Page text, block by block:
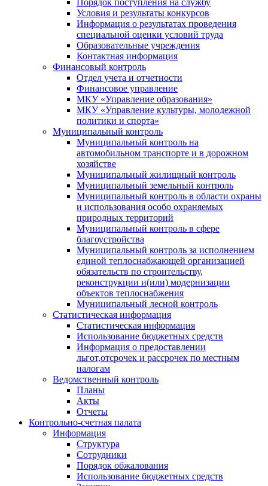
Порядок поступления на службу
Условия и результаты конкурсов
Информация о результатах проведения
специальной оценки условий труда
Образовательные учреждения
Контактная информация
Финансовый контроль
Отдел учета и отчетности
Финансовое управление
МКУ «Управление образования»
МКУ «Управление культуры, молодежной
политики и спорта»
Муниципальный контроль
Муниципальный контроль на
автомобильном транспорте и в дорожном
хозяйстве
Муниципальный жилищный контроль
Муниципальный земельный контроль
Муниципальный контроль в области охраны
и использования особо охраняемых
природных территорий
Муниципальный контроль в сфере
благоустройства
Муниципальный контроль за исполнением
единой теплоснабжающей организацией
обязательств по строительству,
реконструкции и(или) модернизации
объектов теплоснабжения
Муниципальный лесной контроль
Статистическая информация
Статистическая информация
Использование бюджетных средств
Информация о предоставлении
льгот,отсрочек и рассрочек по местным
налогам
Ведомственный контроль
Планы
Акты
Отчеты
Контрольно-счетная палата
Информация
Структура
Сотрудники
Порядок обжалования
Использование бюджетных средств